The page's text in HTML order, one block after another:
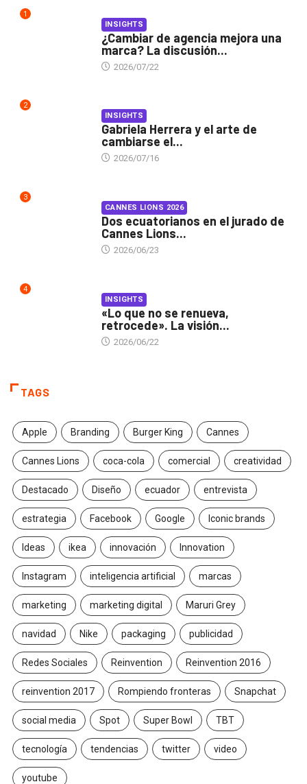
1
INSIGHTS
¿Cambiar de agencia mejora una
marca? La discusión...
2026/07/22
2
INSIGHTS
Gabriela Herrera y el arte de
cambiarse el...
2026/07/16
3
CANNES LIONS 2026
Dos ecuatorianos en el jurado de
Cannes Lions...
2026/06/23
4
INSIGHTS
«Lo que no se renueva,
retrocede». La visión...
2026/06/22
TAGS
Apple Branding Burger King Cannes
Cannes Lions coca-cola comercial creatividad
Destacado Diseño ecuador entrevista
estrategia Facebook Google Iconic brands
Ideas ikea innovación Innovation
Instagram inteligencia artificial marcas
marketing marketing digital Maruri Grey
navidad Nike packaging publicidad
Redes Sociales Reinvention Reinvention 2016
reinvention 2017 Rompiendo fronteras Snapchat
social media Spot Super Bowl TBT
tecnología tendencias twitter video
youtube